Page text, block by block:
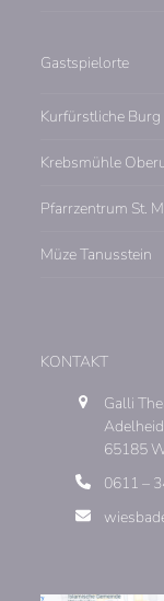
Gastspielorte
Kurfürstliche
Krebsmühle
Pfarrzentrum St.
Müze Tanusstein
KONTAKT
Galli
65185
0611 –